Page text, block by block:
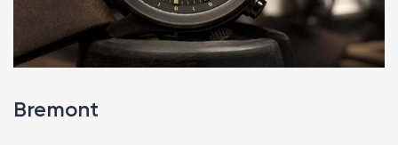
Bremont